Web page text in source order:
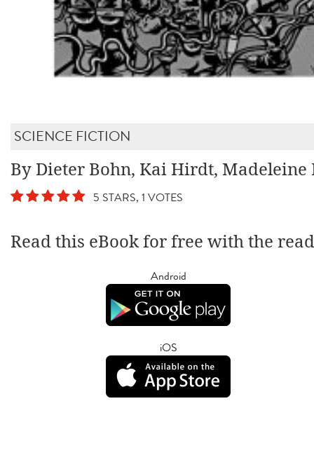
SCIENCE FICTION
By Dieter Bohn, Kai Hirdt, Madeleine
5 STARS, 1 VOTES
Read this eBook for free with the
Android
iOS